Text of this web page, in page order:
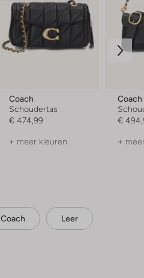
Coach
Schoudertas
€ 474,99
+ meer kleuren
Coach
€
+
Coach Leer